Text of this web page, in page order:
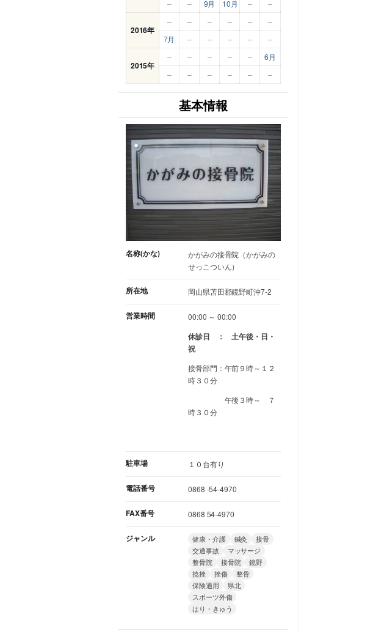
–
– 9月 10月 – –
2016年
– – – – –
–
7月
– – – – –
2015年
– – – – –
6月
–
– – – – –
基本情報
名称(かな)
かがみの接骨院（かがみの
せっこついん）
所在地 岡山県苫田郡鏡野町沖7-2
営業時間 00:00 ～ 00:00
休診日 ： 土午後・日・
祝
接骨部門：午前９時～１２
時３０分
午後３時～ ７
時３０分
駐車場 １０台有り
電話番号 0868 -54-4970
FAX番号 0868 54-4970
ジャンル 健康・介護 鍼灸
接骨
交通事故
マッサージ
整骨院
接骨院
鏡野
捻挫
挫傷
整骨
保険適用
県北
スポーツ外傷
はり・きゅう